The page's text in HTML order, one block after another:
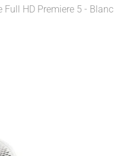
Full HD Premiere 5 - Blanc